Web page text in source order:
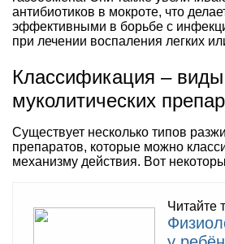
антибиотиков в мокроте, что
эффективными в борьбе с
при лечении воспаления легких
Классификация –
муколитических
Существует несколько типов
препаратов, которые можно
механизму действия. Вот
Читайте